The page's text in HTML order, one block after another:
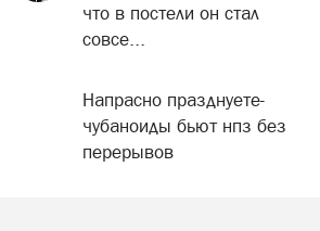
что в постели он стал
совсе...
Напрасно празднуете-
чубаноиды бьют нпз без
перерывов